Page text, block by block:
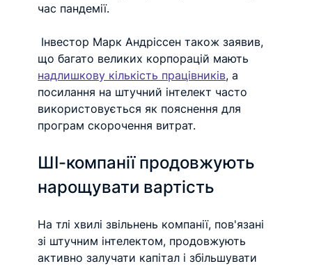
час пандемії.
Інвестор Марк Андріссен також заявив,
що багато великих корпорацій мають
надлишкову кількість працівників, а
посилання на штучний інтелект часто
використовується як пояснення для
програм скорочення витрат.
ШІ-компанії продовжують
нарощувати вартість
На тлі хвилі звільнень компанії, пов'язані
зі штучним інтелектом, продовжують
активно залучати капітал і збільшувати